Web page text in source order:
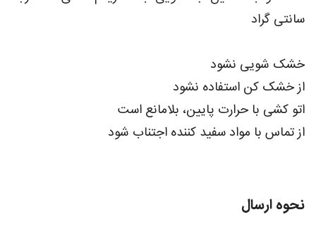
سانتی گراد
خشک شویی نشود
از خشک کن استفاده نشود
اتو کشی با حرارت پایین، بلامانع است
از تماس با مواد سفید کننده اجتناب شود
نحوه ارسال